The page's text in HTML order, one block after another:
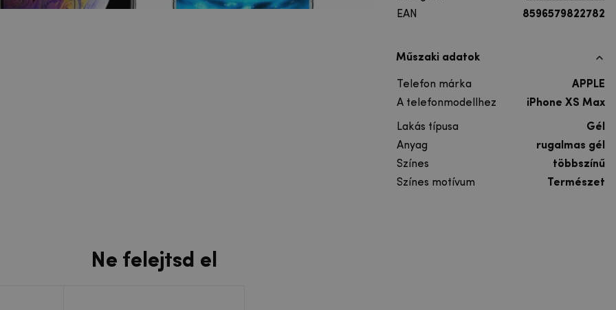
EAN
8596579822782
Műszaki adatok
Telefon márka
APPLE
A telefonmodellhez
iPhone XS Max
Lakás típusa
Gél
Anyag
rugalmas gél
Színes
többszínű
Színes motívum
Természet
Ne felejtsd el